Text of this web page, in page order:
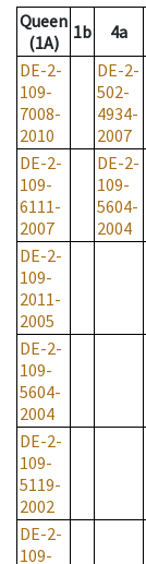
Queen
(1A)
1b 4a
DE-2-
109-
7008-
2010
DE-2-
502-
4934-
2007
DE-2-
109-
6111-
2007
DE-2-
109-
5604-
2004
DE-2-
109-
2011-
2005
DE-2-
109-
5604-
2004
DE-2-
109-
5119-
2002
DE-2-
109-